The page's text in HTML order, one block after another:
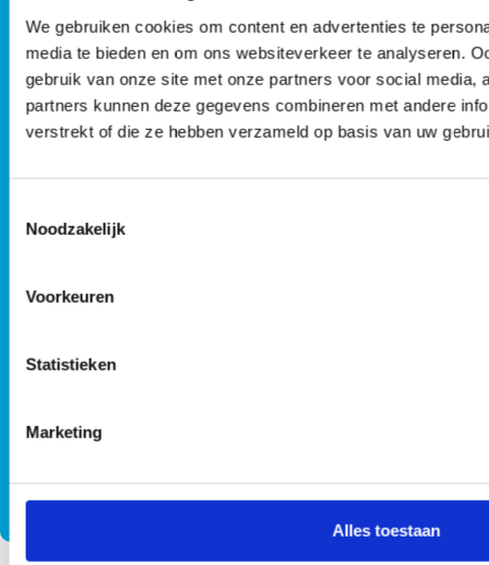
We gebruiken cookies om content en advertenties te
media te bieden en om ons websiteverkeer te analyseren.
gebruik van onze site met onze partners voor social media,
partners kunnen deze gegevens combineren met andere
verstrekt of die ze hebben verzameld op basis van uw
Noodzakelijk
Voorkeuren
Statistieken
Marketing
Alles toestaan